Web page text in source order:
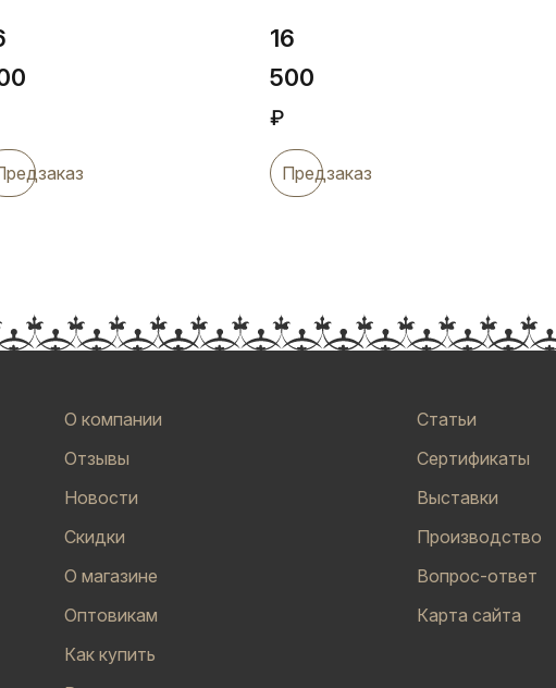
16
500
₽
Предзаказ
О компании
Отзывы
Новости
Скидки
О магазине
Оптовикам
Как купить
Статьи
Сертификаты
Выставки
Производство
Вопрос-ответ
Карта сайта